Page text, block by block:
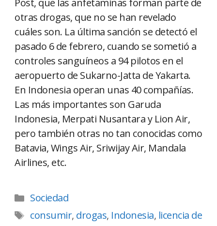
Post, que las anfetaminas forman parte de
otras drogas, que no se han revelado
cuáles son. La última sanción se detectó el
pasado 6 de febrero, cuando se sometió a
controles sanguíneos a 94 pilotos en el
aeropuerto de Sukarno-Jatta de Yakarta.
En Indonesia operan unas 40 compañías.
Las más importantes son Garuda
Indonesia, Merpati Nusantara y Lion Air,
pero también otras no tan conocidas como
Batavia, Wings Air, Sriwijay Air, Mandala
Airlines, etc.
Sociedad
consumir, drogas, Indonesia, licencia de